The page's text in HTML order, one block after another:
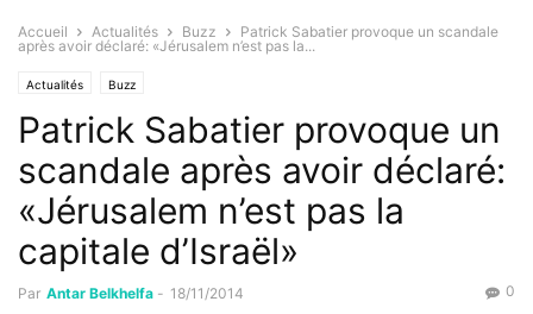
Accueil Actualités Buzz
Patrick Sabatier provoque un scandale
après avoir déclaré: «Jérusalem n’est pas la...
Actualités Buzz
Patrick Sabatier provoque un
scandale après avoir déclaré:
«Jérusalem n’est pas la
capitale d’Israël»
Par Antar Belkhelfa - 18/11/2014 0